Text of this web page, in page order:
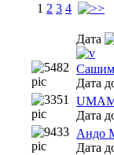
1 2 3 4
Дата
Дата
Дата
Андо
Дата